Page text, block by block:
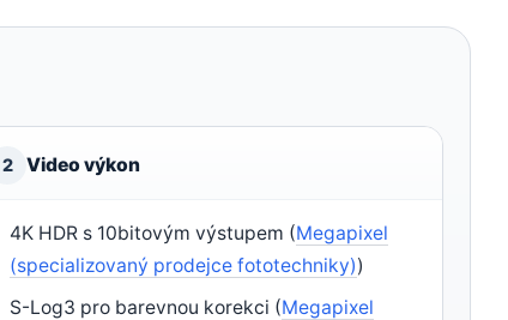
2 Video výkon
4K HDR s 10bitovým výstupem (Megapixel
(specializovaný prodejce fototechniky))
S-Log3 pro barevnou korekci (Megapixel